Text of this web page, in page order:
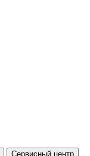
Сервисный центр